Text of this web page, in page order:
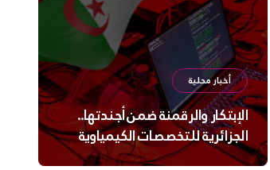
أخبار محلية
الإبتكار والرقمنة ضمن أجندتها..
الجزائرية للتخصصات الكيمياوية
ترعى تحدي الإبتكار الجزائري